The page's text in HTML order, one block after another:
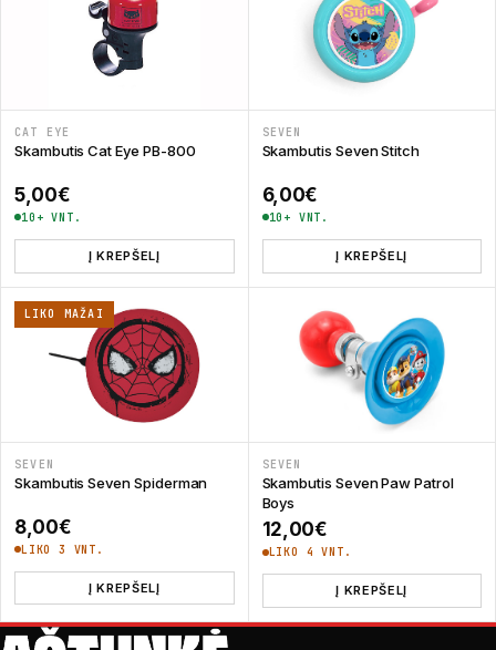
CAT EYE
Skambutis Cat Eye PB-800
5,00€
10+ VNT.
Į KREPŠELĮ
SEVEN
Skambutis Seven Stitch
6,00€
10+ VNT.
Į KREPŠELĮ
LIKO MAŽAI
SEVEN
Skambutis Seven Spiderman
8,00€
LIKO 3 VNT.
Į KREPŠELĮ
SEVEN
Skambutis Seven Paw Patrol
Boys
12,00€
LIKO 4 VNT.
Į KREPŠELĮ